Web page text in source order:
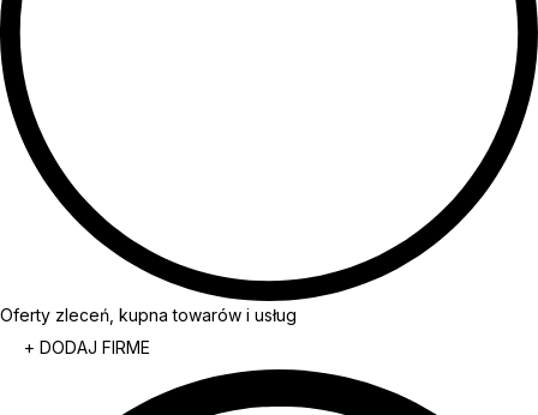
Oferty zleceń, kupna towarów i usług
+ DODAJ FIRME